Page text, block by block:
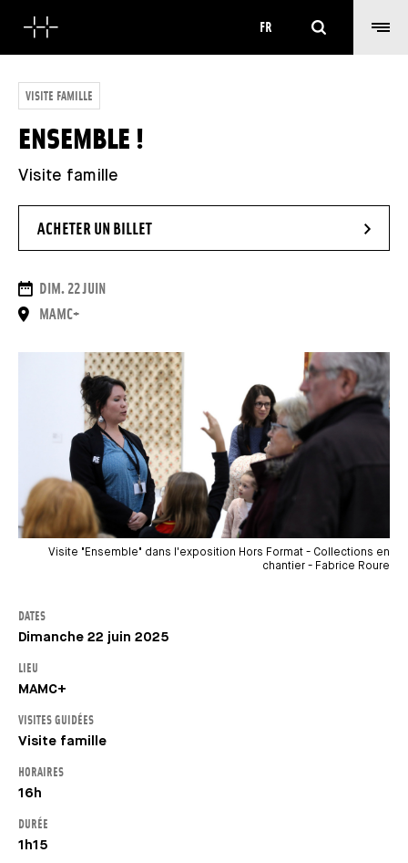
Rechercher
FR
VISITE FAMILLE
ENSEMBLE !
Visite famille
ACHETER UN BILLET- NOUVELLE FENÊTRE
DATES
DIM. 22 JUIN
LIEU
MAMC+
Visite "Ensemble" dans l'exposition Hors Format - Collections en
chantier - Fabrice Roure
DATES
Dimanche 22 juin 2025
LIEU
MAMC+
VISITES GUIDÉES
Visite famille
HORAIRES
16h
DURÉE
1h15